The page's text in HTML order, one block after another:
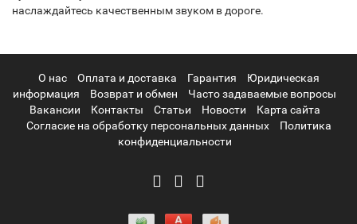
наслаждайтесь качественным звуком в дороге.
О нас Оплата и доставка Гарантия
Юридическая
информация
Возврат и обмен
Часто задаваемые вопросы
Вакансии
Контакты Статьи Новости
Карта сайта
Согласие на обработку персональных данных
Политика
конфиденциальности